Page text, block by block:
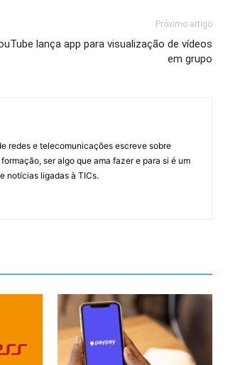
Próximo artigo
lança app para visualização de vídeos
em grupo
redes e telecomunicações escreve sobre
ser algo que ama fazer e para si é um
notícias ligadas à TICs.